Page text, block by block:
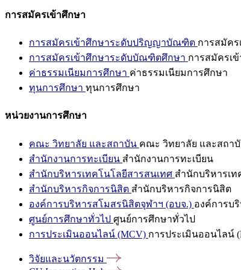
การสมัครเข้าศึกษา
การสมัครเข้าศึกษาระดับปริญญาบัณฑิต การสมัค
การสมัครเข้าศึกษาระดับบัณฑิตศึกษา การสมัครเ
ค่าธรรมเนียมการศึกษา ค่าธรรมเนียมการศึกษา
ทุนการศึกษา ทุนการศึกษา
หน่วยงานการศึกษา
คณะ วิทยาลัย และสถาบัน คณะ วิทยาลัย และสถา
สำนักงานการทะเบียน สำนักงานการทะเบียน
สำนักบริหารเทคโนโลยีสารสนเทศ สำนักบริหารเ
สำนักบริหารกิจการนิสิต สำนักบริหารกิจการนิสิต
องค์การบริหารสโมสรนิสิตจุฬาฯ (อบจ.) องค์การบ
ศูนย์การศึกษาทั่วไป ศูนย์การศึกษาทั่วไป
การประเมินออนไลน์ (MCV) การประเมินออนไลน์
วิจัยและนวัตกรรม